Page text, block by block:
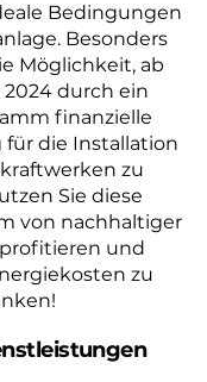
Bedingungen
Besonders
Möglichkeit, ab
2024 durch ein
finanzielle
die Installation
zu
Sie diese
von nachhaltiger
und
zu